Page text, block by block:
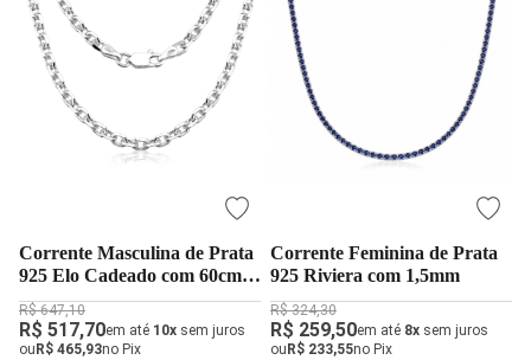
Corrente Masculina de Prata
925 Elo Cadeado com 60cm e
3,5mm
R$ 647,10
R$ 517,70em até 10x sem juros
ou R$ 465,93no Pix
Corrente Feminina de Prata
925 Riviera com 1,5mm
R$ 324,30
R$ 259,50em até 8x sem juros
ou R$ 233,55no Pix